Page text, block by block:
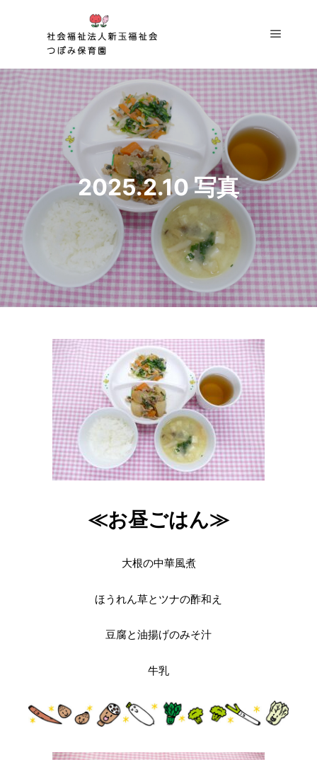
2025.2.10 写真
≪お昼ごはん≫
大根の中華風煮
ほうれん草とツナの酢和え
豆腐と油揚げのみそ汁
牛乳